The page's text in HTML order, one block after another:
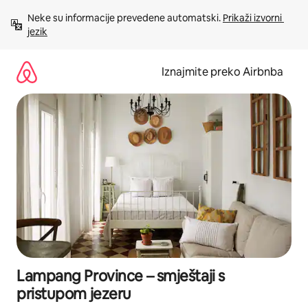
sadržaj
Neke su informacije prevedene automatski. Prikaži izvorni
jezik
Iznajmite preko Airbnba
Lampang Province – smještaji s
pristupom jezeru